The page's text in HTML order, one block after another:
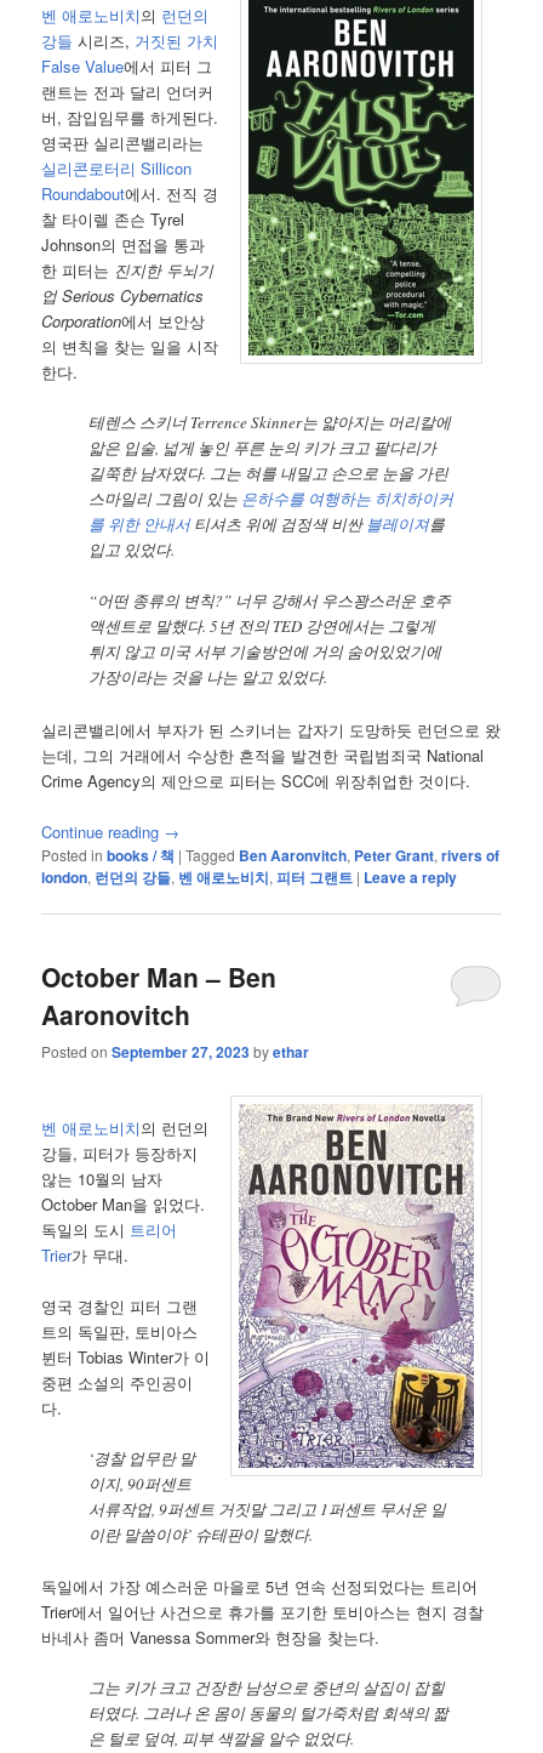
벤 애로노비치의 런던의
강들 시리즈, 거짓된 가치
False Value에서 피터 그
랜트는 전과 달리 언더커
버, 잠입임무를 하게된다.
영국판 실리콘밸리라는
실리콘로터리 Sillicon
Roundabout에서. 전직 경
찰 타이렐 존슨 Tyrel
Johnson의 면접을 통과
한 피터는 진지한 두뇌기
업 Serious Cybernatics
Corporation에서 보안상
의 변칙을 찾는 일을 시작
한다.
테렌스 스키너 Terrence Skinner는 얇아지는 머리칼에
앏은 입술, 넓게 놓인 푸른 눈의 키가 크고 팔다리가
길쭉한 남자였다. 그는 혀를 내밀고 손으로 눈을 가린
스마일리 그림이 있는 은하수를 여행하는 히치하이커
를 위한 안내서티셔츠 위에 검정색 비싼 블레이져를
입고 있었다.
“어떤 종류의 변칙?” 너무 강해서 우스꽝스러운 호주
액센트로 말했다. 5년 전의 TED 강연에서는 그렇게
튀지 않고 미국 서부 기술방언에 거의 숨어있었기에
가장이라는 것을 나는 알고 있었다.
실리콘밸리에서 부자가 된 스키너는 갑자기 도망하듯 런던으로 왔
는데, 그의 거래에서 수상한 흔적을 발견한 국립범죄국 National
Crime Agency의 제안으로 피터는 SCC에 위장취업한 것이다.
Continue reading →
Posted in books / 책 |Tagged Ben Aaronvitch, Peter Grant,rivers of
london, 런던의 강들, 벤 애로노비치,피터 그랜트 | Leave a reply
October Man – Ben
Aaronovitch
Posted onSeptember 27, 2023byethar
벤 애로노비치의 런던의
강들, 피터가 등장하지
않는 10월의 남자
October Man을 읽었다.
독일의 도시 트리어
Trier가 무대.
영국 경찰인 피터 그랜
트의 독일판, 토비아스
뷘터 Tobias Winter가 이
중편 소설의 주인공이
다.
‘경찰 업무란 말
이지, 90퍼센트
서류작업, 9퍼센트 거짓말 그리고 1퍼센트 무서운 일
이란 말씀이야’ 슈테판이 말했다.
독일에서 가장 예스러운 마을로 5년 연속 선정되었다는 트리어
Trier에서 일어난 사건으로 휴가를 포기한 토비아스는 현지 경찰
바네사 좀머 Vanessa Sommer와 현장을 찾는다.
그는 키가 크고 건장한 남성으로 중년의 살집이 잡힐
터였다. 그러나 온 몸이 동물의 털가죽처럼 회색의 짧
은 털로 덮여, 피부 색깔을 알수 없었다.